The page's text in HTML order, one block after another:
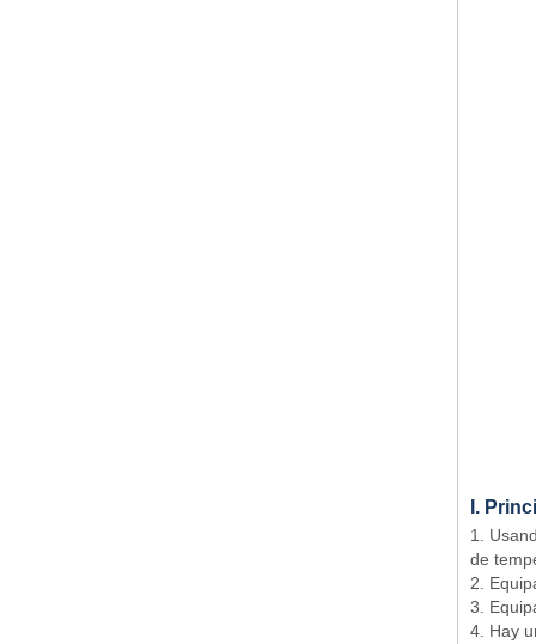
I.
1.
de
2.
3.
4. Hay